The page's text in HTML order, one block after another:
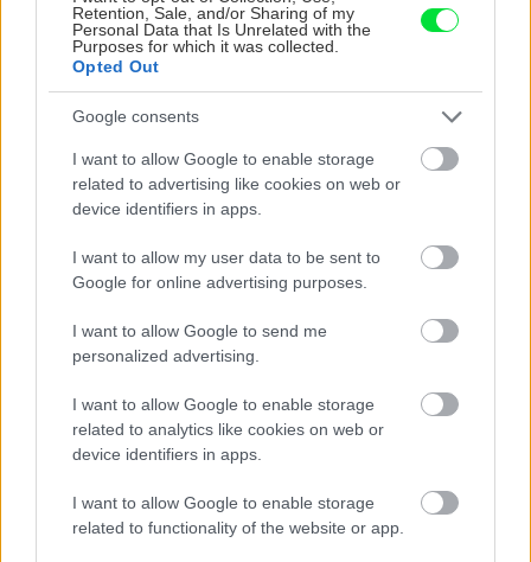
Retention, Sale, and/or Sharing of my
Personal Data that Is Unrelated with the
Purposes for which it was collected.
Opted Out
Google consents
I want to allow Google to enable storage
related to advertising like cookies on web or
device identifiers in apps.
I want to allow my user data to be sent to
Google for online advertising purposes.
I want to allow Google to send me
personalized advertising.
I want to allow Google to enable storage
related to analytics like cookies on web or
device identifiers in apps.
I want to allow Google to enable storage
related to functionality of the website or app.
Trvalky, ktoré znesú
sucho a teplo? Tieto
ktoré slnko svieti celý
Nemusí to byť len
levanduľa! 7 fialových
vašu záhradu
Môže aspirín zachrániť
rastliny? Pravda vás
možno prekvapí
podporiť k druhej vlne
kvitnutia?